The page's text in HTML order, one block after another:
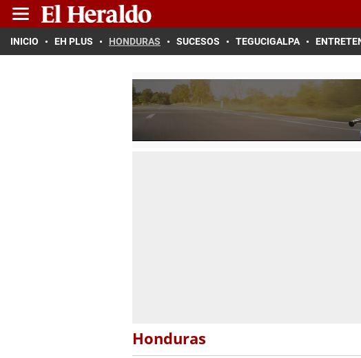
INICIO EH PLUS HONDURAS SUCESOS TEGUCIGALPA
Honduras